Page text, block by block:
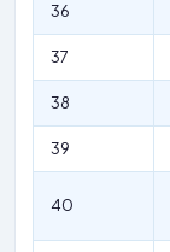
36
37
38
39
40